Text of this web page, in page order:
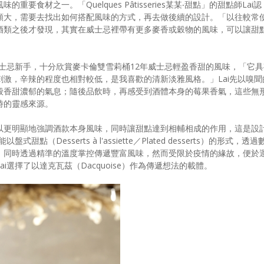
的重要食材之一。「Quelques Pâtisseries某某‧甜點」的甜點師Lai認
，需要去找出如何搭配風味的方式，再去做後續的設計。「以往較常
之後才發現，其實在威士忌裡帶有更多麥香或穀物的風味，可以讓甜
忌新手，十分欣賞麥卡倫雙雪莉桶12年威士忌輕盈香甜的風味，「它
，辛辣的程度也相對較低，是我喜歡的清新淡雅風格。」Lai先以嗅聞
甜濃郁的氣息；隨後品飲時，再感受到酒體本身的莓果香氣，這些無
靈感來源。
明顯地強調酒款本身風味，同時讓甜點達到相輔相成的作用，這是設
以盤式甜點（Desserts à l'assiette／Plated desserts）的形式，透過
時透過精準的溫度掌控傳遞豐富風味，然而受限於疫情的緣故，便於
擇了以達克瓦茲（Dacquoise）作為傳遞想法的載體。